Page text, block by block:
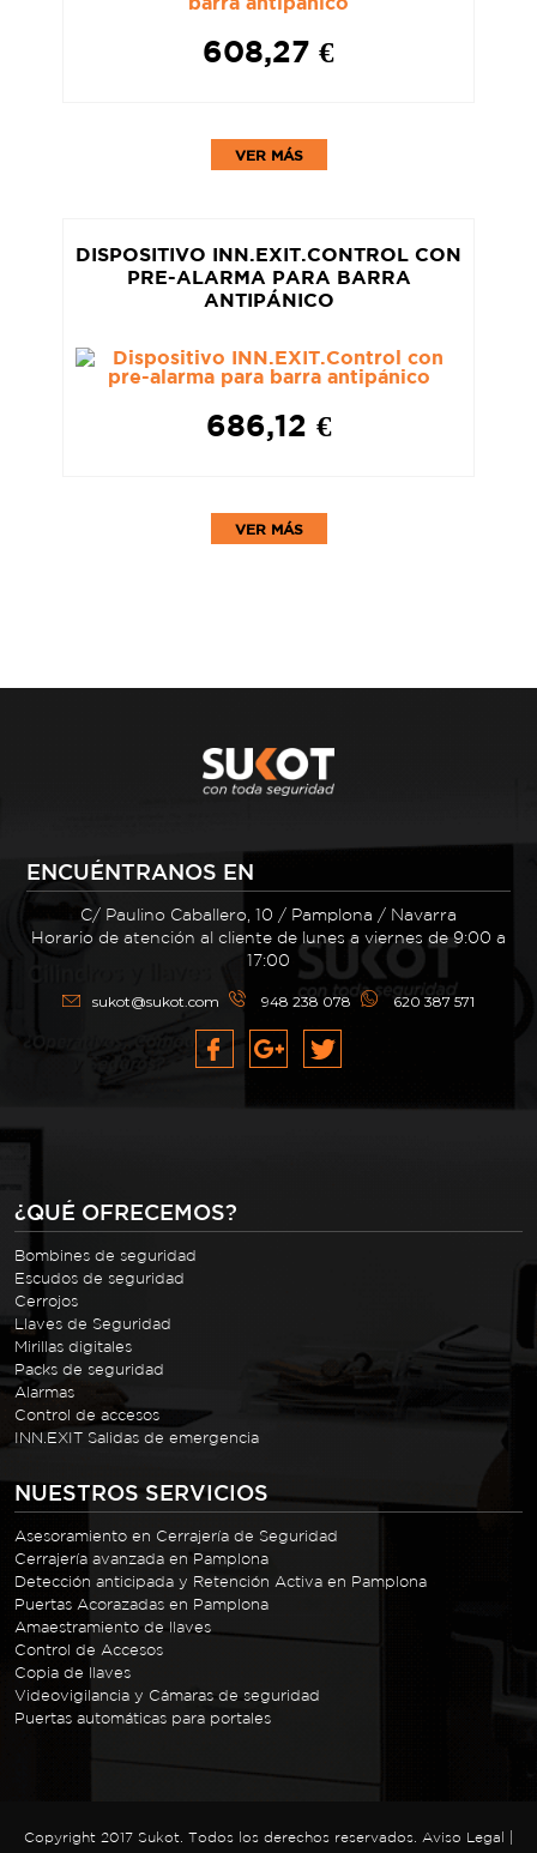
608,27 €
VER MÁS
DISPOSITIVO INN.EXIT.CONTROL CON
PRE-ALARMA PARA BARRA
ANTIPÁNICO
686,12 €
VER MÁS
ENCUÉNTRANOS EN
C/ Paulino Caballero, 10 / Pamplona / Navarra
Horario de atención al cliente de lunes a viernes de 9:00 a
17:00
sukot@sukot.com 948 238 078 620 387 571
¿QUÉ OFRECEMOS?
Bombines de seguridad
Escudos de seguridad
Cerrojos
Llaves de Seguridad
Mirillas digitales
Packs de seguridad
Alarmas
Control de accesos
INN.EXIT Salidas de emergencia
NUESTROS SERVICIOS
Asesoramiento en Cerrajería de Seguridad
Cerrajería avanzada en Pamplona
Detección anticipada y Retención Activa en Pamplona
Puertas Acorazadas en Pamplona
Amaestramiento de llaves
Control de Accesos
Copia de llaves
Videovigilancia y Cámaras de seguridad
Puertas automáticas para portales
Copyright 2017 Sukot. Todos los derechos reservados. Aviso Legal